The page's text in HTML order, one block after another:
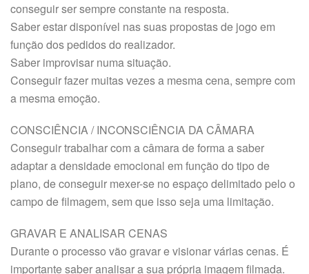
conseguir ser sempre constante na resposta.
Saber estar disponível nas suas propostas de jogo em
função dos pedidos do realizador.
Saber improvisar numa situação.
Conseguir fazer muitas vezes a mesma cena, sempre com
a mesma emoção.
CONSCIÊNCIA / INCONSCIÊNCIA DA CÂMARA
Conseguir trabalhar com a câmara de forma a saber
adaptar a densidade emocional em função do tipo de
plano, de conseguir mexer-se no espaço delimitado pelo o
campo de filmagem, sem que isso seja uma limitação.
GRAVAR E ANALISAR CENAS
Durante o processo vão gravar e visionar várias cenas. É
importante saber analisar a sua própria imagem filmada.